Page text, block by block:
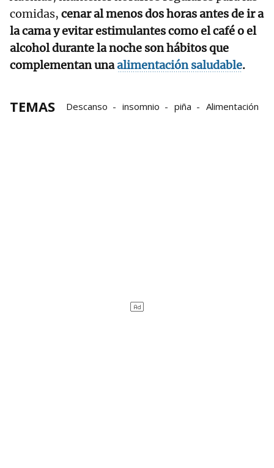
comidas, cenar al menos dos horas antes de ir a
la cama y evitar estimulantes como el café o el
alcohol durante la noche son hábitos que
complementan unaalimentación saludable.
TEMAS Descanso insomnio piña Alimentación